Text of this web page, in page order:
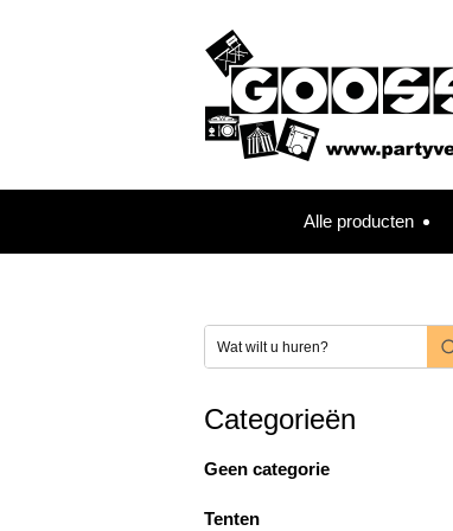
Alle producten
Categorieën
Geen categorie
Tenten